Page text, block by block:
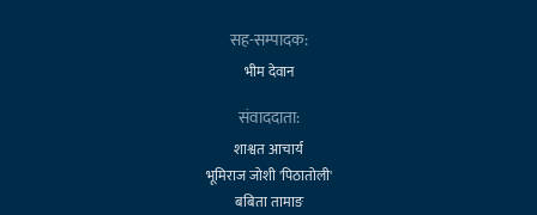
सह-सम्पादक:
भीम देवान
संवाददाता:
शाश्वत आचार्य
भूमिराज जोशी 'पिठातोली'
बबिता तामाङ